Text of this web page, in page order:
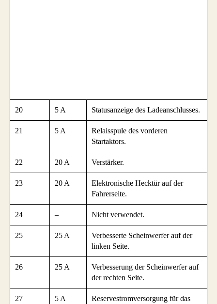
20 5 A Statusanzeige des Ladeanschlusses.
21 5 A
Relaisspule des vorderen
Startaktors.
22 20 A Verstärker.
23 20 A
Elektronische Hecktür auf der
Fahrerseite.
24 – Nicht verwendet.
25 25 A
Verbesserte Scheinwerfer auf der
linken Seite.
26 25 A
Verbesserung der Scheinwerfer auf
der rechten Seite.
27 5 A
Reservestromversorgung für das